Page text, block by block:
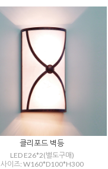
클리포드 벽등
LED E26*2(별도구매)
사이즈: W160*D100*H300